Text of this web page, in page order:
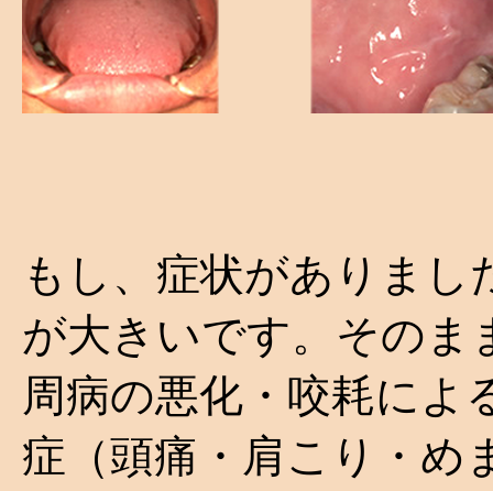
もし、症状がありま
が大きいです。そのま
周病の悪化・咬耗に
症（頭痛・肩こり・め